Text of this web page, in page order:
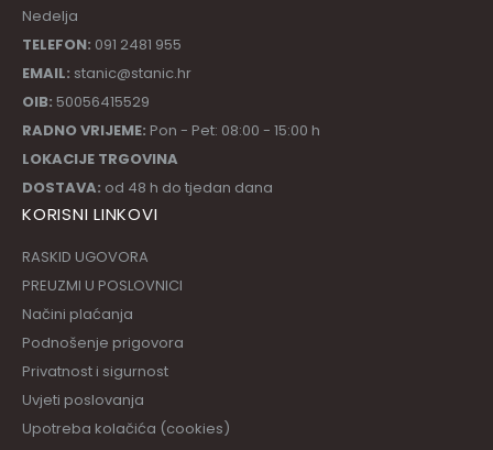
Nedelja
TELEFON: 091 2481 955
EMAIL: stanic@stanic.hr
OIB: 50056415529
RADNO VRIJEME: Pon - Pet: 08:00 - 15:00 h
LOKACIJE TRGOVINA
DOSTAVA: od 48 h do tjedan dana
KORISNI LINKOVI
RASKID UGOVORA
PREUZMI U POSLOVNICI
Načini plaćanja
Podnošenje prigovora
Privatnost i sigurnost
Uvjeti poslovanja
Upotreba kolačića (cookies)